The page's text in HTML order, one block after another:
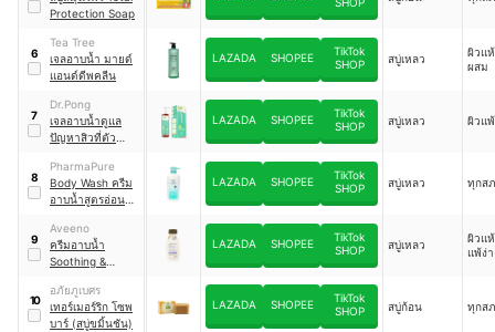
Protection Soap
6
Tea Tree
เจลอาบน้ำ มายด์
แอนด์ดีพคลีน
LAZADA SHOPEE
TikTok
SHOP
สบู่เหลว
ผิวแ
ผสม
7
Dr.Pong
เจลอาบน้ำดูแล
ปัญหาสิวที่ตัว
Body Cleanser
LAZADA SHOPEE
TikTok
SHOP
สบู่เหลว ผิวแ
8
PharmaPure
Body Wash ครีม
อาบน้ำสูตรอ่อน
คัน แพ้ง่าย
LAZADA SHOPEE
TikTok
SHOP
สบู่เหลว ทุกส
9
Aveeno
ครีมอาบน้ำ
Soothing &
Wash
LAZADA SHOPEE
TikTok
SHOP
สบู่เหลว
ผิวแ
แพ้ง่
10
อภัยภูเบศร
เทอร์เมอร์ริก โซพ
บาร์ (สบู่ขมิ้นชัน)
LAZADA SHOPEE
TikTok
SHOP
สบู่ก้อน ทุกส